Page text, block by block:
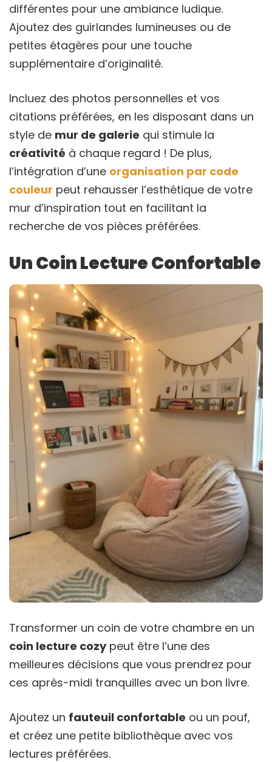
différentes pour une ambiance ludique.
Ajoutez des guirlandes lumineuses ou de
petites étagères pour une touche
supplémentaire d’originalité.
Incluez des photos personnelles et vos
citations préférées, en les disposant dans un
style de mur de galerie qui stimule la
créativité à chaque regard ! De plus,
l’intégration d’une organisation par code
couleur peut rehausser l’esthétique de votre
mur d’inspiration tout en facilitant la
recherche de vos pièces préférées.
Un Coin Lecture Confortable
Transformer un coin de votre chambre en un
coin lecture cozypeut être l’une des
meilleures décisions que vous prendrez pour
ces après-midi tranquilles avec un bon livre.
Ajoutez un fauteuil confortable ou un pouf,
et créez une petite bibliothèque avec vos
lectures préférées.